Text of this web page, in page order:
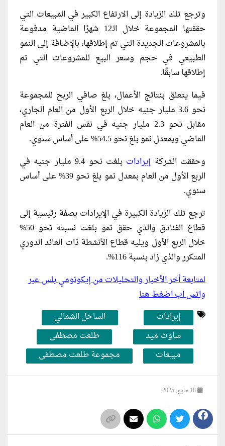
وترجع تلك الزيادة إلى الارتفاع الكبير في المبيعات التي
حققتها المجموعة خلال الـ12 شهرًا الماضية مدفوعة
بالمشروعات الجديدة التي تم إطلاقها، بالإضافة إلى النمو
الطبيعي في حجم وسعر البيع للمشروعات التي تم
إطلاقها سابقًا.
فيما يتعلق بنتائج الأعمال، بلغ صافي الربح للمجموعة
نحو 3.6 مليار جنيه خلال الربع الأول من العام الجاري،
مقابل نحو 2.3 مليار جنيه في نفس الفترة من العام
الماضي وبمعدل نمو بلغ نحو 54.5% على أساس سنوي.
وحققت الشركة إيرادات
بلغت نحو 9.4 مليار جنيه في
الربع الأول من العام بمعدل نمو بلغ نحو 39% على أساس
سنوي.
ترجع تلك الزيادة الكبيرة في الإيرادات بصفة رئيسية إلى
قطاع الفنادق والذي حقق نمو بلغت نسبته نحو 50%
خلال الربع الأول ويليه قطاع الأنشطة ذات العائد الدوري
المتكرر والذي زاد بنسبة 116%.
لمتابعة أخر الأخبار والتحليلات من إيكونومي بلس عبر
واتس اب اضغط هنا
إيرادات
الساحل الشمالي
ساوث ميد
طلعت مصطفى
مبيعات
مجموعة طلعت مصطفى